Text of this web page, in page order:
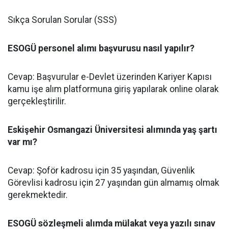
Sıkça Sorulan Sorular (SSS)
ESOGÜ personel alımı başvurusu nasıl yapılır?
Cevap: Başvurular e-Devlet üzerinden Kariyer Kapısı
kamu işe alım platformuna giriş yapılarak online olarak
gerçekleştirilir.
Eskişehir Osmangazi Üniversitesi alımında yaş şartı
var mı?
Cevap: Şoför kadrosu için 35 yaşından, Güvenlik
Görevlisi kadrosu için 27 yaşından gün almamış olmak
gerekmektedir.
ESOGÜ sözleşmeli alımda mülakat veya yazılı sınav